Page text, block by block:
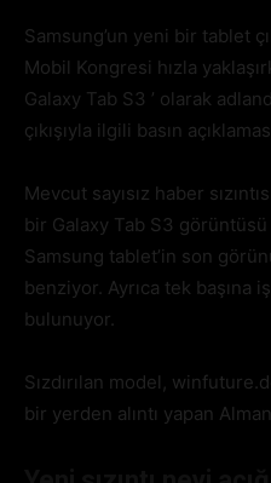
Samsung’un yeni bir tablet
Mobil Kongresi hızla
Galaxy Tab S3 ’ olarak
çıkışıyla ilgili basın
Mevcut sayısız haber
bir Galaxy Tab S3
Samsung tablet’in son
benziyor. Ayrıca tek başına
bulunuyor.
Sızdırılan model,
bir yerden alıntı yapan